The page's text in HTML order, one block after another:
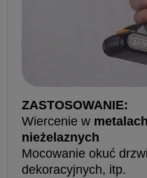
ZASTOSOWANIE:
Wiercenie w
nieżelaznych
Mocowanie okuć
dekoracyjnych, itp.